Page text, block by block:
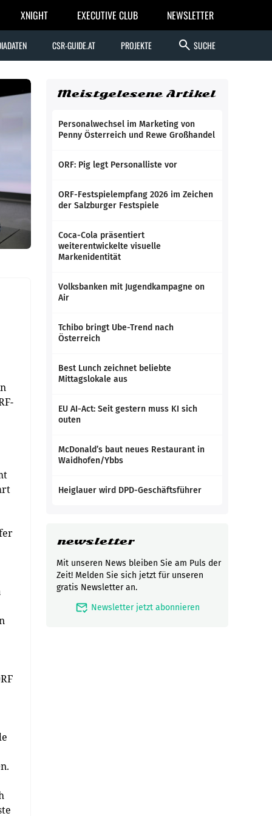
XNIGHT EXECUTIVE CLUB NEWSLETTER
CSR-GUIDE.AT PROJEKTE search SUCHE
Meistgelesene Artikel
Personalwechsel im Marketing von
Penny Österreich und Rewe Großhandel
ORF: Pig legt Personalliste vor
ORF-Festspielempfang 2026 im Zeichen
der Salzburger Festspiele
Coca-Cola präsentiert
weiterentwickelte visuelle
Markenidentität
Volksbanken mit Jugendkampagne on
Air
Tchibo bringt Ube-Trend nach
Österreich
Best Lunch zeichnet beliebte
Mittagslokale aus
EU AI-Act: Seit gestern muss KI sich
outen
McDonald’s baut neues Restaurant in
Waidhofen/Ybbs
Heiglauer wird DPD-Geschäftsführer
newsletter
Mit unseren News bleiben Sie am Puls der
Zeit! Melden Sie sich jetzt für unseren
gratis Newsletter an.
mark_email_read Newsletter jetzt abonnieren